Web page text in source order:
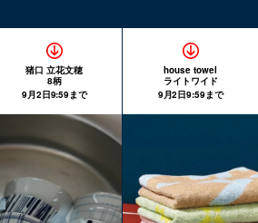
猪口 立花文穂
8柄
9月2日9:59まで
house towel
ライトワイド
9月2日9:59まで